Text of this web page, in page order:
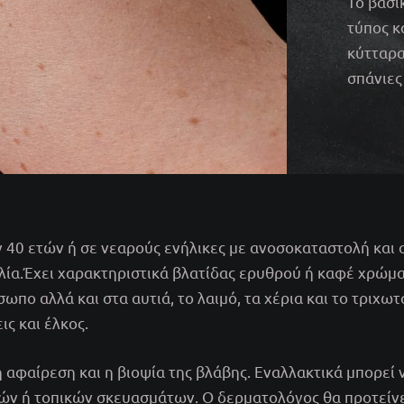
τύπος
ετών ή σε νεαρούς ενήλικες με ανοσοκαταστολή και
χαρακτηριστικά βλατίδας ερυθρού ή καφέ
αλλά και στα αυτιά, το λαιμό, τα χέρια και το
και έλκος.
αφαίρεση και η βιοψία της βλάβης. Εναλλακτικά
ή τοπικών σκευασμάτων. Ο δερματολόγος θα